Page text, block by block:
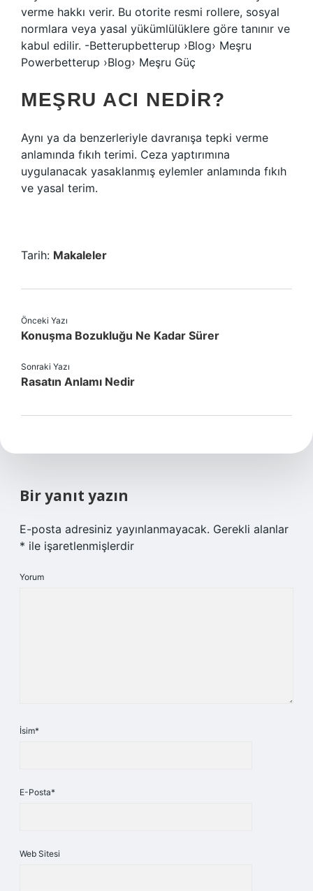
verme hakkı verir. Bu otorite resmi rollere, sosyal
normlara veya yasal yükümlülüklere göre tanınır ve
kabul edilir. -Betterupbetterup ›Blog› Meşru
Powerbetterup ›Blog› Meşru Güç
MEŞRU ACI NEDIR?
Aynı ya da benzerleriyle davranışa tepki verme
anlamında fıkıh terimi. Ceza yaptırımına
uygulanacak yasaklanmış eylemler anlamında fıkıh
ve yasal terim.
Tarih: Makaleler
Önceki Yazı
Konuşma Bozukluğu Ne Kadar Sürer
Sonraki Yazı
Rasatın Anlamı Nedir
Bir yanıt yazın
E-posta adresiniz yayınlanmayacak. Gerekli alanlar
* ile işaretlenmişlerdir
Yorum
İsim*
E-Posta*
Web Sitesi